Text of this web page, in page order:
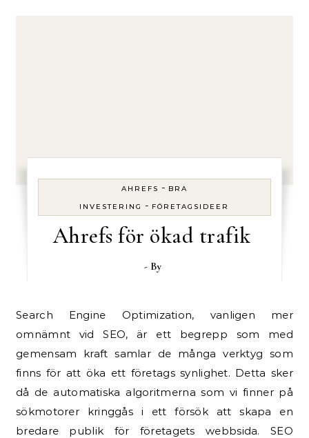
AHREFS - BRA
INVESTERING
- FÖRETAGSIDEER
Ahrefs för ökad trafik
- By
Search Engine Optimization, vanligen mer
omnämnt vid SEO, är ett begrepp som med
gemensam kraft samlar de många verktyg som
finns för att öka ett företags synlighet. Detta sker
då de automatiska algoritmerna som vi finner på
sökmotorer kringgås i ett försök att skapa en
bredare publik för företagets webbsida. SEO